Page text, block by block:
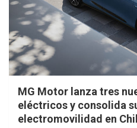
MG Motor lanza tres
eléctricos y consolida
electromovilidad en